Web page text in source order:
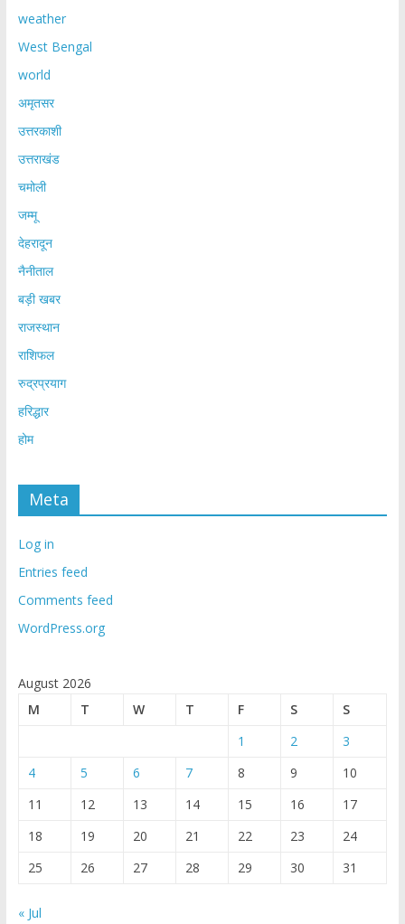
weather
West Bengal
world
अमृतसर
उत्तरकाशी
उत्तराखंड
चमोली
जम्मू
देहरादून
नैनीताल
बड़ी खबर
राजस्थान
राशिफल
रुद्रप्रयाग
हरिद्धार
होम
Meta
Log in
Entries feed
Comments feed
WordPress.org
August 2026
M
T W T F S
S
1
2
3
4
5 6 7 8 9
10
11
12 13 14 15 16
17
18
19 20 21 22 23
24
25
26 27 28 29 30 31
« Jul